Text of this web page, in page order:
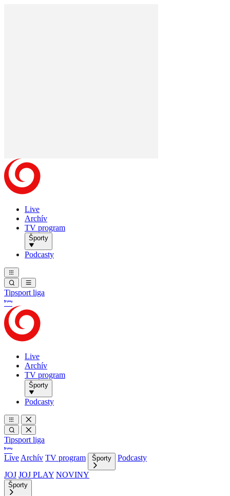
Live
Archív
TV program
Športy
Podcasty
Tipsport liga
Live
Archív
TV program
Športy
Podcasty
Tipsport liga
Live Archív TV program Športy
Podcasty
JOJ JOJ PLAY NOVINY
Športy